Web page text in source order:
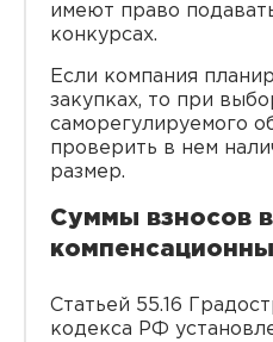
имеют право
конкурсах.
Если компания
закупках, то при
саморегулируемого
проверить в нем
размер.
Суммы взносов в
Статьей 55.16
кодекса РФ